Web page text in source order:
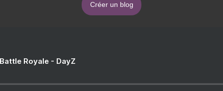
Créer un blog
Royale - DayZ